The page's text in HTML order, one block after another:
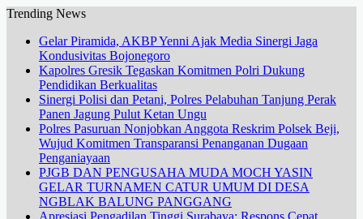
Trending News
Gelar Piramida, AKBP Yenni Ajak Media Sinergi Jaga
Kondusivitas Bojonegoro
Kapolres Gresik Tegaskan Komitmen Polri Dukung
Pendidikan Berkualitas
Sinergi Polisi dan Petani, Polres Pelabuhan Tanjung Perak
Panen Jagung Pulut Ketan Ungu
Polres Pasuruan Nonjobkan Anggota Reskrim Polsek Beji,
Wujud Komitmen Transparansi Penanganan Dugaan
Penganiayaan
PJGB DAN PENGUSAHA MUDA MOCH YASIN
GELAR TURNAMEN CATUR UMUM DI DESA
NGBLAK BALUNG PANGGANG
Apresiasi Pengadilan Tinggi Surabaya: Respons Cepat